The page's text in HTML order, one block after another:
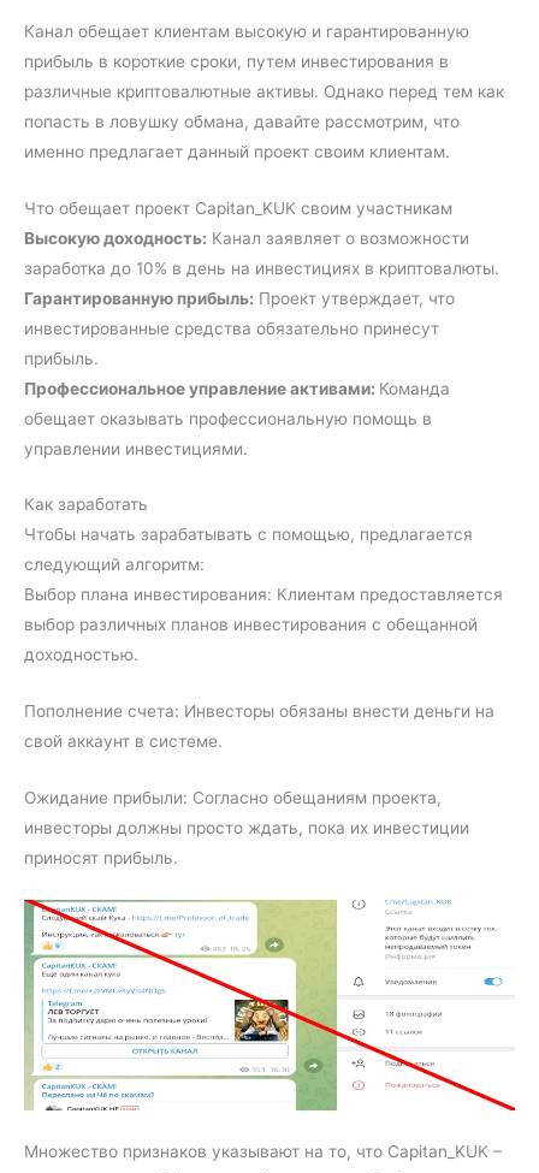
Канал обещает клиентам высокую и гарантированную
прибыль в короткие сроки, путем инвестирования в
различные криптовалютные активы. Однако перед тем как
попасть в ловушку обмана, давайте рассмотрим, что
именно предлагает данный проект своим клиентам.
Что обещает проект Capitan_KUK своим участникам
Высокую доходность: Канал заявляет о возможности
заработка до 10% в день на инвестициях в криптовалюты.
Гарантированную прибыль: Проект утверждает, что
инвестированные средства обязательно принесут
прибыль.
Профессиональное управление активами: Команда
обещает оказывать профессиональную помощь в
управлении инвестициями.
Как заработать
Чтобы начать зарабатывать с помощью, предлагается
следующий алгоритм:
Выбор плана инвестирования: Клиентам предоставляется
выбор различных планов инвестирования с обещанной
доходностью.
Пополнение счета: Инвесторы обязаны внести деньги на
свой аккаунт в системе.
Ожидание прибыли: Согласно обещаниям проекта,
инвесторы должны просто ждать, пока их инвестиции
приносят прибыль.
Множество признаков указывают на то, что Capitan_KUK –